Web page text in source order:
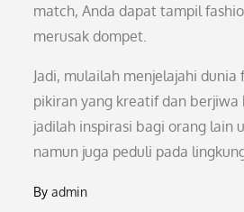
match, Anda dapat tampil
merusak dompet.
Jadi, mulailah menjelajahi dunia
pikiran yang kreatif dan berjiwa
jadilah inspirasi bagi orang lain
namun juga peduli pada
Byadmin